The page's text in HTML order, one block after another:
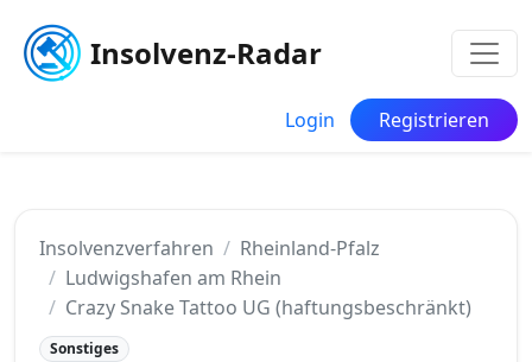
Insolvenz-Radar
Login Registrieren
Insolvenzverfahren
Rheinland-Pfalz
Ludwigshafen am Rhein
Crazy Snake Tattoo UG (haftungsbeschränkt)
Sonstiges